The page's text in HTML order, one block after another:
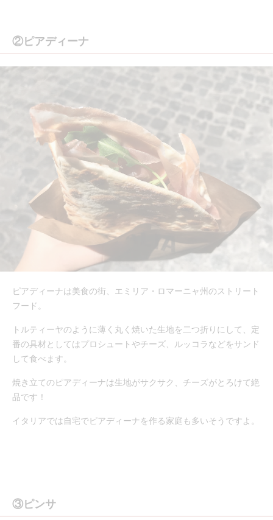
②ピアディーナ
ピアディーナは美食の街、エミリア・ロマーニャ州のストリート
フード。
トルティーヤのように薄く丸く焼いた生地を二つ折りにして、定
番の具材としてはプロシュートやチーズ、ルッコラなどをサンド
して食べます。
焼き立てのピアディーナは生地がサクサク、チーズがとろけて絶
品です！
イタリアでは自宅でピアディーナを作る家庭も多いそうですよ。
③ピンサ